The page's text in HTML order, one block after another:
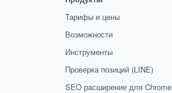
Тарифы и цены
Возможности
Инструменты
Проверка позиций (LINE)
SEO расширение для Chrome